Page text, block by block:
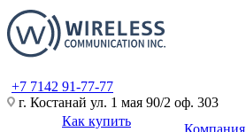
+7 7142 91-77-77
г. Костанай ул. 1 мая 90/2 оф. 303
Как купить
Компания